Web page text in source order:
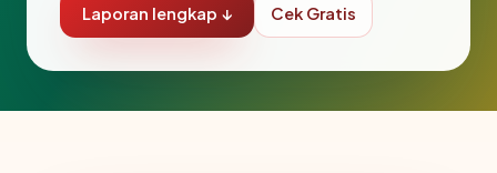
Laporan lengkap ↓ Cek Gratis